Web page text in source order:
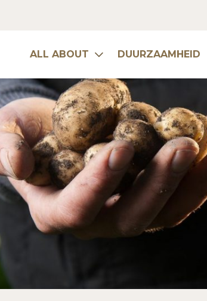
ALL ABOUT DUURZAAMHEID